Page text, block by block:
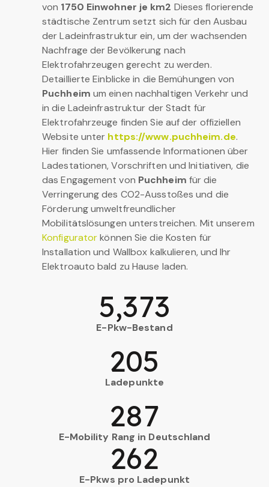
von 1750 Einwohner je km2 Dieses florierende
städtische Zentrum setzt sich für den Ausbau
der Ladeinfrastruktur ein, um der wachsenden
Nachfrage der Bevölkerung nach
Elektrofahrzeugen gerecht zu werden.
Detaillierte Einblicke in die Bemühungen von
Puchheim um einen nachhaltigen Verkehr und
in die Ladeinfrastruktur der Stadt für
Elektrofahrzeuge finden Sie auf der offiziellen
Website unter https://www.puchheim.de.
Hier finden Sie umfassende Informationen über
Ladestationen, Vorschriften und Initiativen, die
das Engagement von Puchheim für die
Verringerung des CO2-Ausstoßes und die
Förderung umweltfreundlicher
Mobilitätslösungen unterstreichen. Mit unserem
Konfiguratorkönnen Sie die Kosten für
Installation und Wallbox kalkulieren, und Ihr
Elektroauto bald zu Hause laden.
E-Pkw-Bestand
5,373
Ladepunkte
205
E-Mobility Rang in Deutschland
287
E-Pkws pro Ladepunkt
262